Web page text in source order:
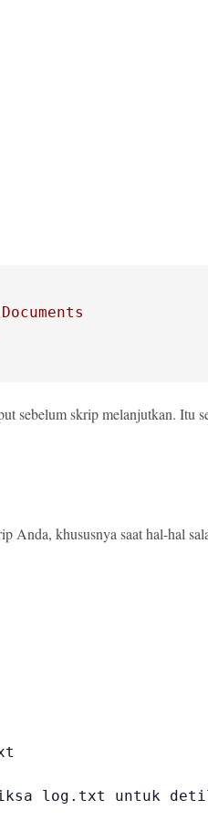
sebelum skrip melanjutkan. Itu
Anda, khususnya saat hal-hal
log.txt untuk